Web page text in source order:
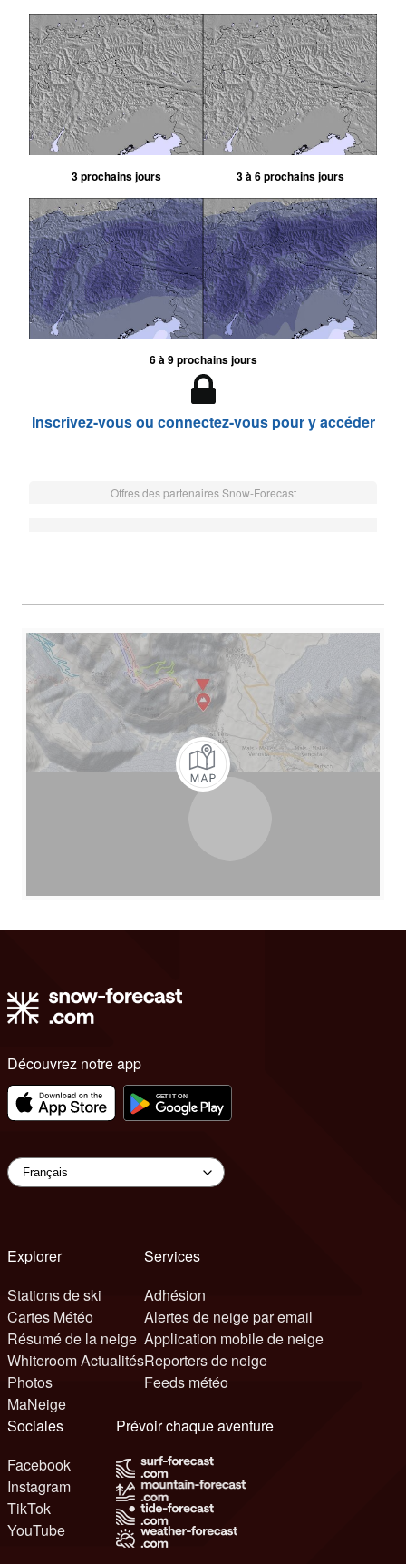
3 prochains jours 3 à 6 prochains jours
6 à 9 prochains jours
Inscrivez-vous ou connectez-vous pour y accéder
Offres des partenaires Snow-Forecast
Découvrez notre app
Explorer
Stations de ski
Cartes Météo
Résumé de la neige
Whiteroom Actualités
Photos
MaNeige
Services
Adhésion
Alertes de neige par email
Application mobile de neige
Reporters de neige
Feeds météo
Sociales
Facebook
Instagram
TikTok
YouTube
Prévoir chaque aventure